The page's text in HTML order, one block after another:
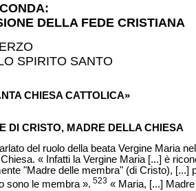
DELLA FEDE CRISTIANA
SPIRITO SANTO
CHIESA CATTOLICA»
DI CRISTO, MADRE DELLA CHIESA
del ruolo della beata Vergine Maria
« Infatti la Vergine Maria [...] è
"Madre delle membra" (di Cristo),
sono le membra ». 523 « Maria, [...]